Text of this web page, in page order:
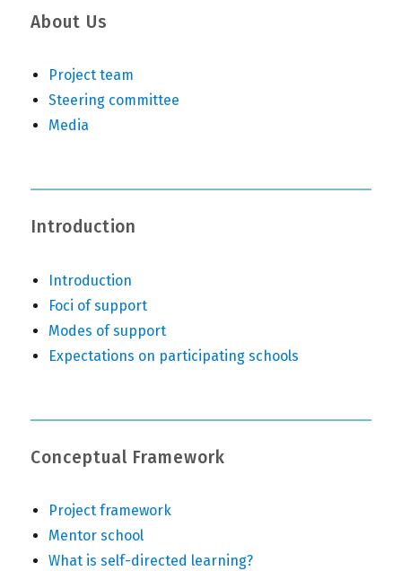
About Us
Project team
Steering committee
Media
Introduction
Introduction
Foci of support
Modes of support
Expectations on participating schools
Conceptual Framework
Project framework
Mentor school
What is self-directed learning?